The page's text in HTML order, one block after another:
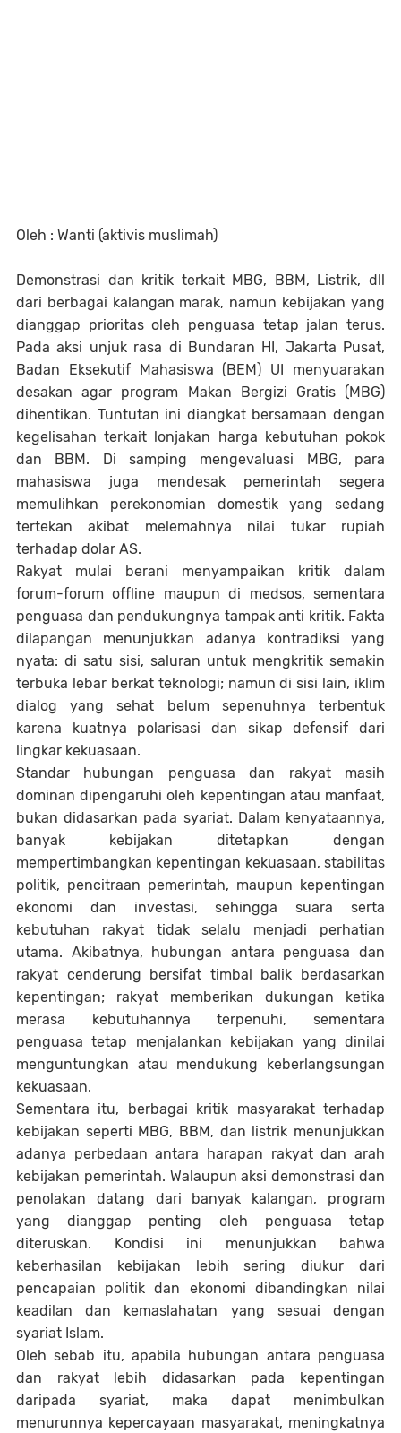
Oleh : Wanti (aktivis muslimah)
Demonstrasi dan kritik terkait MBG, BBM, Listrik, dll
dari berbagai kalangan marak, namun kebijakan yang
dianggap prioritas oleh penguasa tetap jalan terus.
Pada aksi unjuk rasa di Bundaran HI, Jakarta Pusat,
Badan Eksekutif Mahasiswa (BEM) UI menyuarakan
desakan agar program Makan Bergizi Gratis (MBG)
dihentikan. Tuntutan ini diangkat bersamaan dengan
kegelisahan terkait lonjakan harga kebutuhan pokok
dan BBM. Di samping mengevaluasi MBG, para
mahasiswa juga mendesak pemerintah segera
memulihkan perekonomian domestik yang sedang
tertekan akibat melemahnya nilai tukar rupiah
terhadap dolar AS.
Rakyat mulai berani menyampaikan kritik dalam
forum-forum offline maupun di medsos, sementara
penguasa dan pendukungnya tampak anti kritik. Fakta
dilapangan menunjukkan adanya kontradiksi yang
nyata: di satu sisi, saluran untuk mengkritik semakin
terbuka lebar berkat teknologi; namun di sisi lain, iklim
dialog yang sehat belum sepenuhnya terbentuk
karena kuatnya polarisasi dan sikap defensif dari
lingkar kekuasaan.
Standar hubungan penguasa dan rakyat masih
dominan dipengaruhi oleh kepentingan atau manfaat,
bukan didasarkan pada syariat. Dalam kenyataannya,
banyak kebijakan ditetapkan dengan
mempertimbangkan kepentingan kekuasaan, stabilitas
politik, pencitraan pemerintah, maupun kepentingan
ekonomi dan investasi, sehingga suara serta
kebutuhan rakyat tidak selalu menjadi perhatian
utama. Akibatnya, hubungan antara penguasa dan
rakyat cenderung bersifat timbal balik berdasarkan
kepentingan; rakyat memberikan dukungan ketika
merasa kebutuhannya terpenuhi, sementara
penguasa tetap menjalankan kebijakan yang dinilai
menguntungkan atau mendukung keberlangsungan
kekuasaan.
Sementara itu, berbagai kritik masyarakat terhadap
kebijakan seperti MBG, BBM, dan listrik menunjukkan
adanya perbedaan antara harapan rakyat dan arah
kebijakan pemerintah. Walaupun aksi demonstrasi dan
penolakan datang dari banyak kalangan, program
yang dianggap penting oleh penguasa tetap
diteruskan. Kondisi ini menunjukkan bahwa
keberhasilan kebijakan lebih sering diukur dari
pencapaian politik dan ekonomi dibandingkan nilai
keadilan dan kemaslahatan yang sesuai dengan
syariat Islam.
Oleh sebab itu, apabila hubungan antara penguasa
dan rakyat lebih didasarkan pada kepentingan
daripada syariat, maka dapat menimbulkan
menurunnya kepercayaan masyarakat, meningkatnya